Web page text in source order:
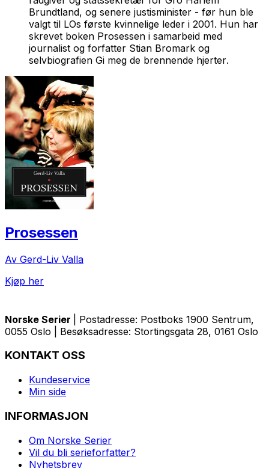
Brundtland, og senere justisminister - før hun ble
valgt til LOs første kvinnelige leder i 2001. Hun har
skrevet boken Prosessen i samarbeid med
journalist og forfatter Stian Bromark og
selvbiografien Gi meg de brennende hjerter.
Prosessen
Av Gerd-Liv Valla
Kjøp her
Norske Serier
| Postadresse: Postboks 1900 Sentrum,
0055 Oslo | Besøksadresse: Stortingsgata 28, 0161 Oslo
KONTAKT OSS
Kundeservice
Min side
INFORMASJON
Om Norske Serier
Vil du bli serieforfatter?
Nyhetsbrev